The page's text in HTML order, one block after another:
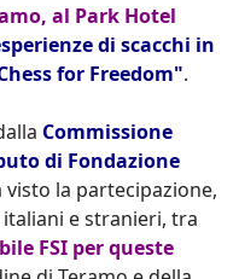
al Park Hotel
di scacchi in
for Freedom".
Commissione
di Fondazione
visto la partecipazione,
e stranieri, tra
FSI per queste